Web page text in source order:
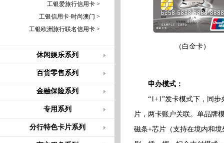
工银爱旅行信用卡 >
工银信用卡·时尚澳门 >
工银欧洲旅行联名信用卡 >
休闲娱乐系列
百货零售系列
金融保险系列
专用系列
分行特色卡片系列
（白金卡）
申办模式：
“1+1”发卡模式下，同步
片，两卡账户关联。单品牌
磁条+芯片（支持在境内和